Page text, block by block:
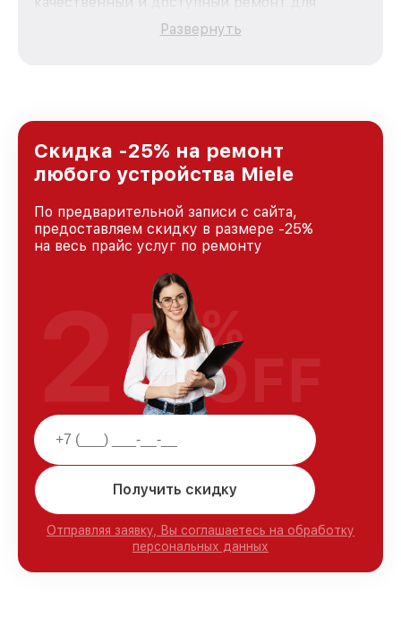
каждого пользователя продукции Miele, вне
зависимости от сложности поломки. Мы
и лояльности наших клиентов.
Развернуть
Скидка -25% на ремонт
любого устройства Miele
По предварительной записи с сайта,
предоставляем скидку в размере -25%
на весь прайс услуг по ремонту
Получить скидку
Отправляя заявку, Вы соглашаетесь на обработку
персональных данных
25%
OFF